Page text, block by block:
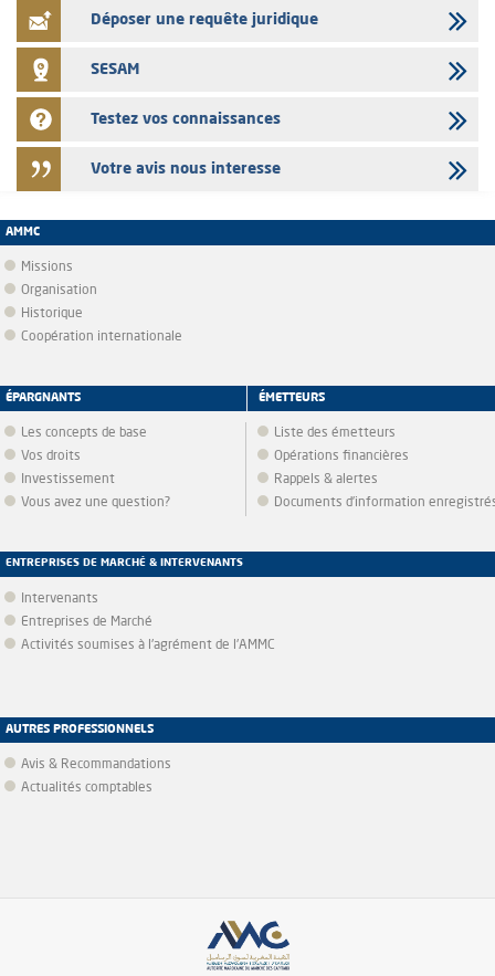
Déposer une requête juridique
SESAM
Testez vos connaissances
Votre avis nous interesse
AMMC
Missions
Organisation
Historique
Coopération internationale
ÉPARGNANTS
Les concepts de base
Vos droits
Investissement
Vous avez une question?
ÉMETTEURS
Liste des émetteurs
Opérations financières
Rappels & alertes
Documents d’information
ENTREPRISES DE MARCHÉ & INTERVENANTS
Intervenants
Entreprises de Marché
Activités soumises à l'agrément de l'AMMC
AUTRES PROFESSIONNELS
Avis & Recommandations
Actualités comptables